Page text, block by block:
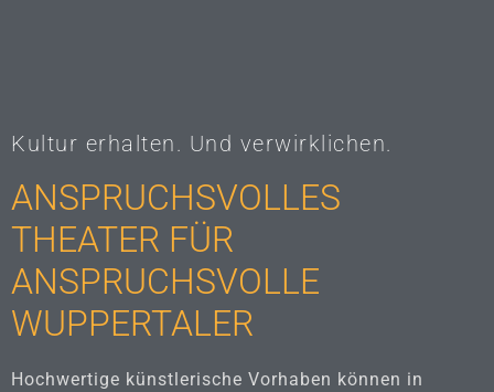
Kultur erhalten. Und verwirklichen.
ANSPRUCHSVOLLES
THEATER FÜR
ANSPRUCHSVOLLE
WUPPERTALER
Hochwertige künstlerische Vorhaben können in